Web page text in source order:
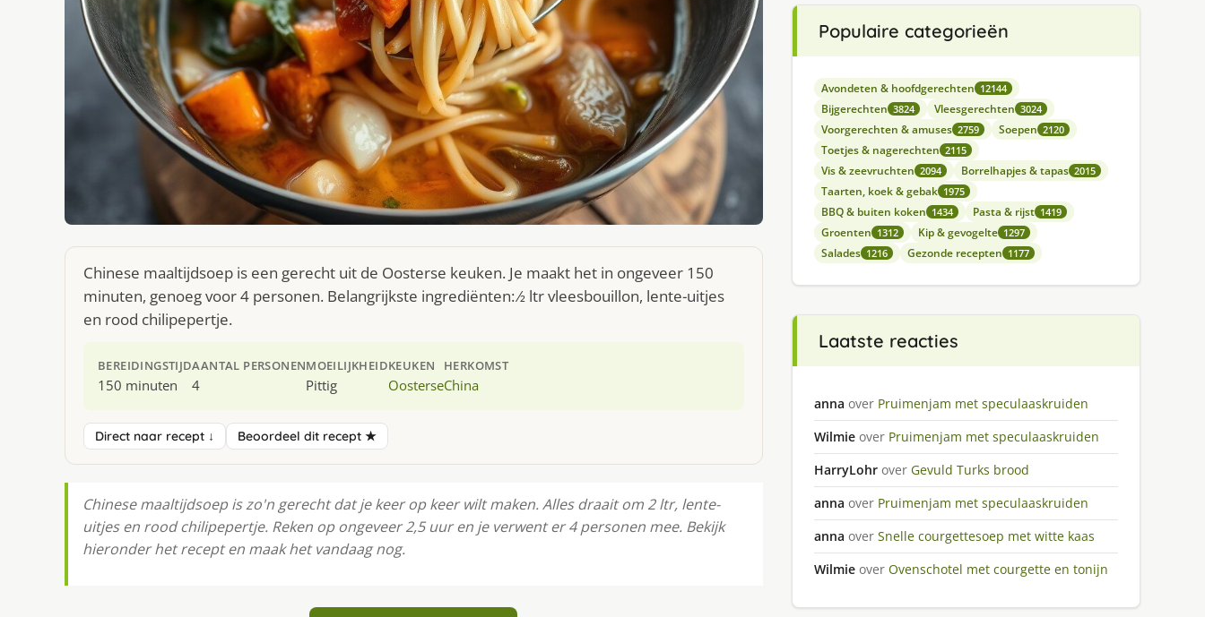
Chinese maaltijdsoep is een gerecht uit de Oosterse keuken. Je maakt het in ongeveer 150
minuten, genoeg voor 4 personen. Belangrijkste ingrediënten: ⁄2 ltr vleesbouillon, lente-uitjes
en rood chilipepertje.
BEREIDINGSTIJD
150 minuten
AANTAL PERSONEN
4
MOEILIJKHEID
Pittig
KEUKEN
Oosterse
HERKOMST
China
Direct naar recept ↓ Beoordeel dit recept ★
Chinese maaltijdsoep is zo'n gerecht dat je keer op keer wilt maken. Alles draait om 2 ltr, lente-
uitjes en rood chilipepertje. Reken op ongeveer 2,5 uur en je verwent er 4 personen mee. Bekijk
hieronder het recept en maak het vandaag nog.
Populaire categorieën
Avondeten & hoofdgerechten 12144
Bijgerechten 3824 Vleesgerechten 3024
Voorgerechten & amuses 2759 Soepen 2120
Toetjes & nagerechten 2115
Vis & zeevruchten 2094 Borrelhapjes & tapas 2015
Taarten, koek & gebak 1975
BBQ & buiten koken 1434 Pasta & rijst 1419
Groenten 1312 Kip & gevogelte 1297
Salades 1216 Gezonde recepten 1177
Laatste reacties
anna over Pruimenjam met speculaaskruiden
Wilmie over Pruimenjam met speculaaskruiden
HarryLohr over Gevuld Turks brood
anna over Pruimenjam met speculaaskruiden
anna over Snelle courgettesoep met witte kaas
Wilmie over Ovenschotel met courgette en tonijn